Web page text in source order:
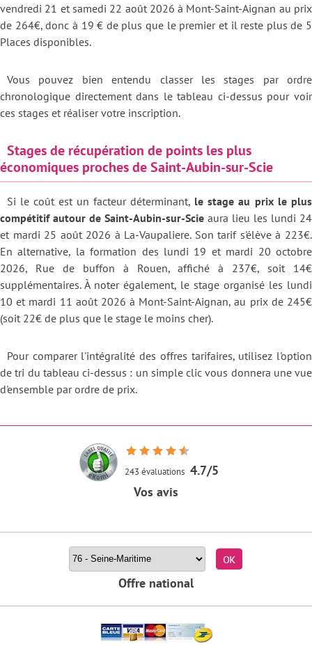
vendredi 21 et samedi 22 août 2026 à Mont-Saint-Aignan au prix
de 264€, donc à 19 € de plus que le premier et il reste plus de 5
Places disponibles.
Vous pouvez bien entendu classer les stages par ordre
chronologique directement dans le tableau ci-dessus pour voir
ces stages et réaliser votre inscription.
Stages de récupération de points les plus
économiques proches de Saint-Aubin-sur-Scie
Si le coût est un facteur déterminant, le stage au prix le plus
compétitif autour de Saint-Aubin-sur-Scie aura lieu les lundi 24
et mardi 25 août 2026 à La-Vaupaliere. Son tarif s'élève à 223€.
En alternative, la formation des lundi 19 et mardi 20 octobre
2026, Rue de buffon à Rouen, affiché à 237€, soit 14€
supplémentaires. À noter également, le stage organisé les lundi
10 et mardi 11 août 2026 à Mont-Saint-Aignan, au prix de 245€
(soit 22€ de plus que le stage le moins cher).
Pour comparer l'intégralité des offres tarifaires, utilisez l'option
de tri du tableau ci-dessus : un simple clic vous donnera une vue
d'ensemble par ordre de prix.
243 évaluations 4.7/5
Vos avis
Rechercher un stage par département
Offre national